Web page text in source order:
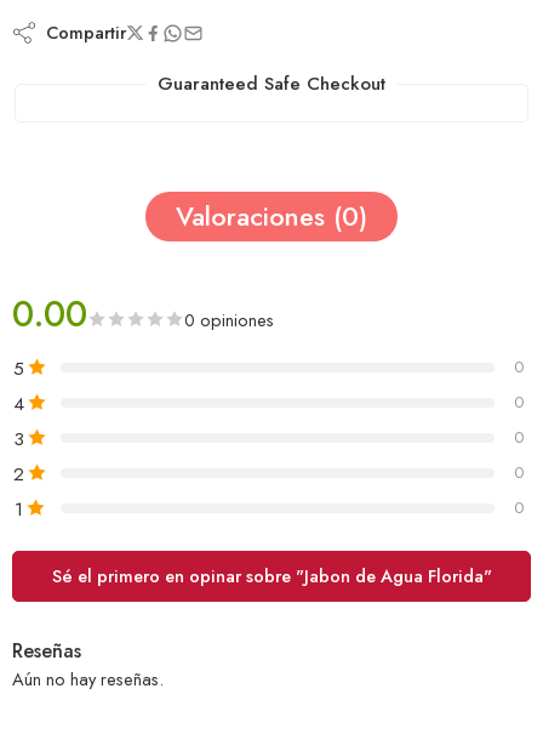
Compartir
Guaranteed Safe Checkout
Valoraciones (0)
0.00 0 opiniones
5 0
4 0
3 0
2 0
1 0
Sé el primero en opinar sobre "Jabon de Agua Florida"
Reseñas
Aún no hay reseñas.